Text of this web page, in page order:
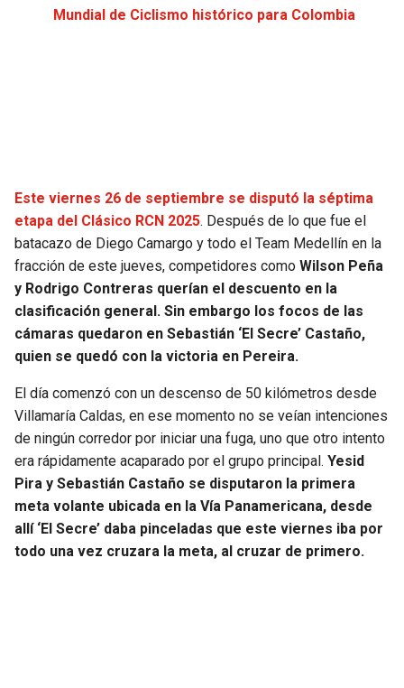
JAGUARS
EAGLES
COMMANDERS
CARDINALS
49ERS
SEAHAWKS
BEARS
LIONS
WIZARDS
SUNS
KINGS
MAVERICKS
ROCKETS
GRIZZLIES
PELICANS
SPURS
NUGGETS
Mundial de Ciclismo histórico para Colombia
Este viernes 26 de septiembre se disputó la séptima
etapa del Clásico RCN 2025. Después de lo que fue el
batacazo de Diego Camargo y todo el Team Medellín en la
fracción de este jueves, competidores como Wilson Peña
y Rodrigo Contreras querían el descuento en la
clasificación general. Sin embargo los focos de las
cámaras quedaron en Sebastián ‘El Secre’ Castaño,
quien se quedó con la victoria en Pereira.
El día comenzó con un descenso de 50 kilómetros desde
Villamaría Caldas, en ese momento no se veían intenciones
de ningún corredor por iniciar una fuga, uno que otro intento
era rápidamente acaparado por el grupo principal. Yesid
Pira y Sebastián Castaño se disputaron la primera
meta volante ubicada en la Vía Panamericana, desde
allí ‘El Secre’ daba pinceladas que este viernes iba por
todo una vez cruzara la meta, al cruzar de primero.